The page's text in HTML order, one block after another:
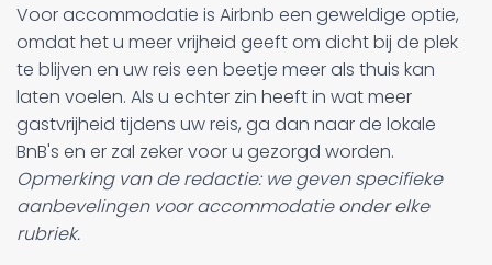
Voor accommodatie is Airbnb een geweldige optie,
omdat het u meer vrijheid geeft om dicht bij de plek
te blijven en uw reis een beetje meer als thuis kan
laten voelen. Als u echter zin heeft in wat meer
gastvrijheid tijdens uw reis, ga dan naar de lokale
BnB's en er zal zeker voor u gezorgd worden.
Opmerking van de redactie: we geven specifieke
aanbevelingen voor accommodatie onder elke
rubriek.